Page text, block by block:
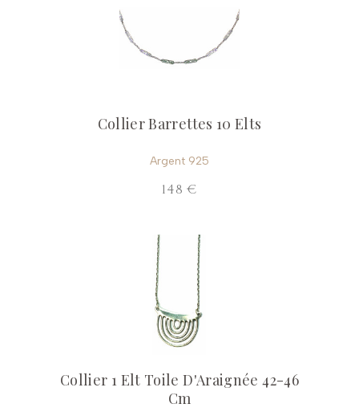
Collier Barrettes 10 Elts
Argent 925
148 €
Collier 1 Elt Toile D'Araignée 42-46
Cm